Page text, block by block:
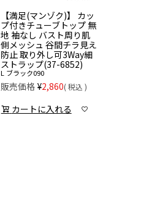
【満足(マンゾク)】 カッ
プ付きチューブトップ 無
地 袖なし バスト周り肌
側メッシュ 谷間チラ見え
防止 取り外し可3Way細
ストラップ(37-6852)
L ブラック090
販売価格 ¥2,860 税込
カートに入れる